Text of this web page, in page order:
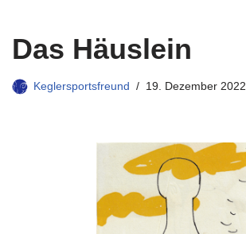
Das Häuslein
Keglersportsfreund 19. Dezember 2022